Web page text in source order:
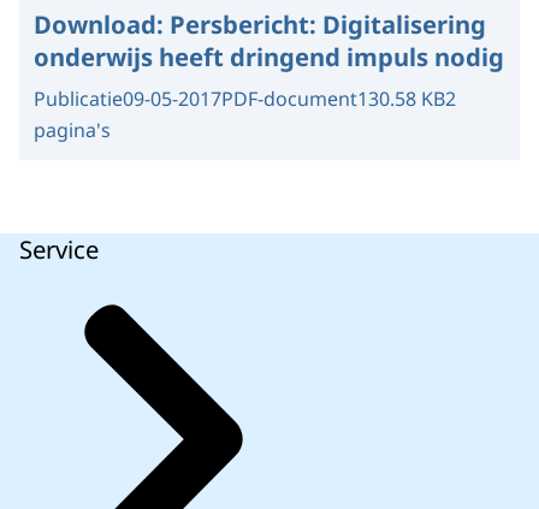
Download: Persbericht: Digitalisering
onderwijs heeft dringend impuls nodig
Publicatie09-05-2017PDF-document130.58 KB2
pagina's
Service